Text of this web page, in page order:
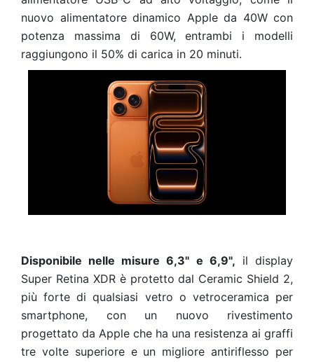
nuovo alimentatore dinamico Apple da 40W con
potenza massima di 60W, entrambi i modelli
raggiungono il 50% di carica in 20 minuti.
Disponibile nelle misure 6,3" e 6,9", il display
Super Retina XDR è protetto dal Ceramic Shield 2,
più forte di qualsiasi vetro o vetroceramica per
smartphone, con un nuovo rivestimento
progettato da Apple che ha una resistenza ai graffi
tre volte superiore e un migliore antiriflesso per